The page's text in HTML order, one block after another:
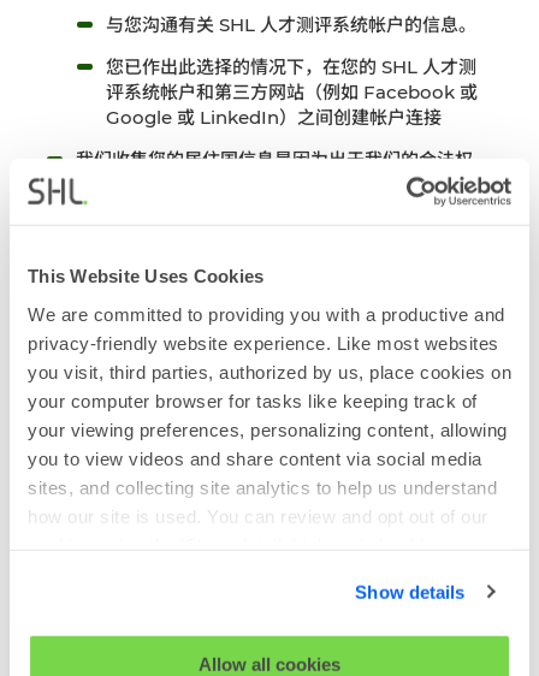
This Website Uses Cookies
We are committed to providing you with a productive and
privacy-friendly website experience. Like most websites
you visit, third parties, authorized by us, place cookies on
your computer browser for tasks like keeping track of
your viewing preferences, personalizing content, allowing
you to view videos and share content via social media
sites, and collecting site analytics to help us understand
how our site is used. You can review and opt out of our
SHL Privacy Statement
Show details
Allow all cookies
与您沟通有关 SHL 人才测评系统帐户的信息。
您已作出此选择的情况下，在您的 SHL 人才测
评系统帐户和第三方网站（例如 Facebook 或
Google 或 LinkedIn）之间创建帐户连接
我们收集您的居住国信息是因为出于我们的合法权
益，必须遵守适用于 SHL 的法律，特别是美国贸易
制裁法。
（例如，与注册 SHL 人才测评系统帐户有关的信息），
我们将明确说明这种情况是否发生以及何时发生，以及
不提供信息会给 SHL 人才测评系统用户带来什么后果。
4.4 我们从第三方网站收集的信息
我们还可能从其他来源获取有关您的信息。例如，如果
您通过 Facebook、Google 或 LinkedIn 等其他第三
方网站创建或登录您的 SHL 人才测评系统帐户。我们将
通过您选择的第三方服务提供商使用的授权程序，从该
第三方服务提供商处获得信息（例如姓名和电子邮件地
址）。我们收到的信息取决于您授权的服务以及可用选
通过您的 Facebook、Google 或 LinkedIn 帐户访问
SHL 的人才测评系统，即表示您了解 Facebook、
Google 或 LinkedIn 将与 SHL 共享上述段落中详述的